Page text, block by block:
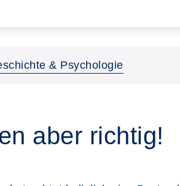
& Psychologie
aber richtig!